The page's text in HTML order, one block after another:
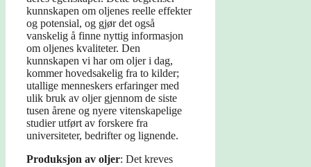
kunnskapen om oljenes reelle effekter
og potensial, og gjør det også
vanskelig å finne nyttig informasjon
om oljenes kvaliteter. Den
kunnskapen vi har om oljer i dag,
kommer hovedsakelig fra to kilder;
utallige menneskers erfaringer med
ulik bruk av oljer gjennom de siste
tusen årene og nyere vitenskapelige
studier utført av forskere fra
universiteter, bedrifter og lignende.
Produksjon av oljer: Det kreves